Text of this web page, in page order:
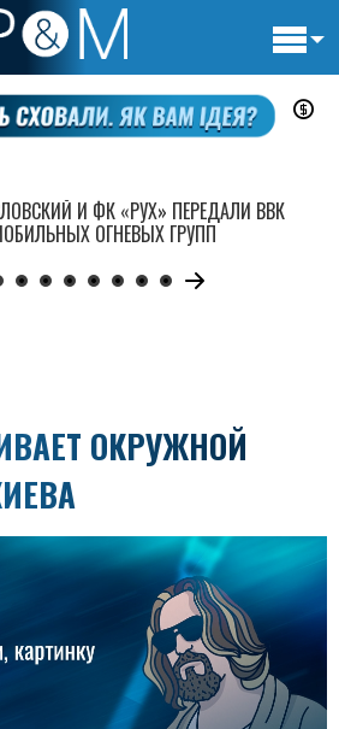
ОКРУЖНОЙ
И ФК «РУХ» ПЕРЕДАЛИ ВВК
ОГНЕВЫХ ГРУПП